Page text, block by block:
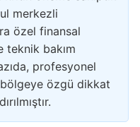
merkezli
özel finansal
teknik bakım
profesyonel
özgü dikkat